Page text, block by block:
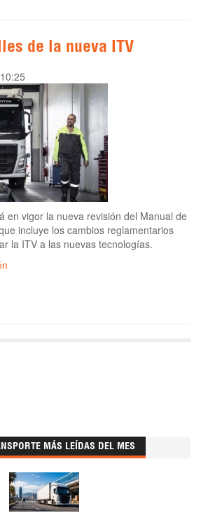
de la nueva ITV
en vigor la nueva revisión del Manual de
incluye los cambios reglamentarios
la ITV a las nuevas tecnologías.
MÁS LEÍDAS DEL MES